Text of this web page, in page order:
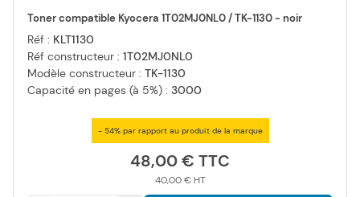
Toner compatible Kyocera 1T02MJ0NL0 / TK-1130 - noir
Réf : KLT1130
Réf constructeur : 1T02MJ0NL0
Modèle constructeur : TK-1130
Capacité en pages (à 5%) : 3000
- 54% par rapport au produit de la marque
48,00 €
40,00 €